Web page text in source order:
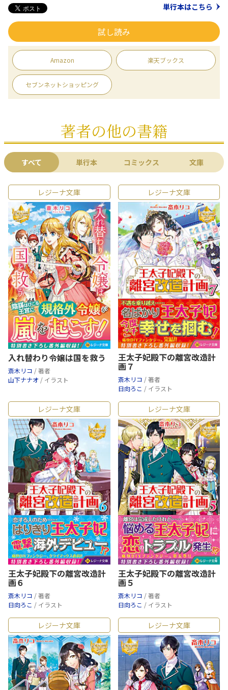
単行本はこちら
試し読み
Amazon 楽天ブックス
セブンネットショッピング
著者の他の書籍
すべて 単行本 コミックス 文庫
レジーナ文庫
入れ替わり令嬢は国を救う
斎木リコ / 著者
山下ナナオ / イラスト
レジーナ文庫
王太子妃殿下の離宮改造計
画７
斎木リコ / 著者
日向ろこ / イラスト
レジーナ文庫
王太子妃殿下の離宮改造計
画６
斎木リコ / 著者
日向ろこ / イラスト
レジーナ文庫
王太子妃殿下の離宮改造計
画５
斎木リコ / 著者
日向ろこ / イラスト
レジーナ文庫 レジーナ文庫